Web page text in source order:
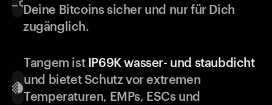
Deine Bitcoins sicher und nur für Dich
zugänglich.
Tangem ist IP69K wasser- und staubdicht
und bietet Schutz vor extremen
Temperaturen, EMPs, ESCs und